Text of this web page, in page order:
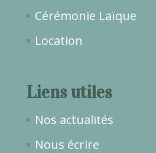
Cérémonie Laïque
Location
Liens utiles
Nos actualités
Nous écrire